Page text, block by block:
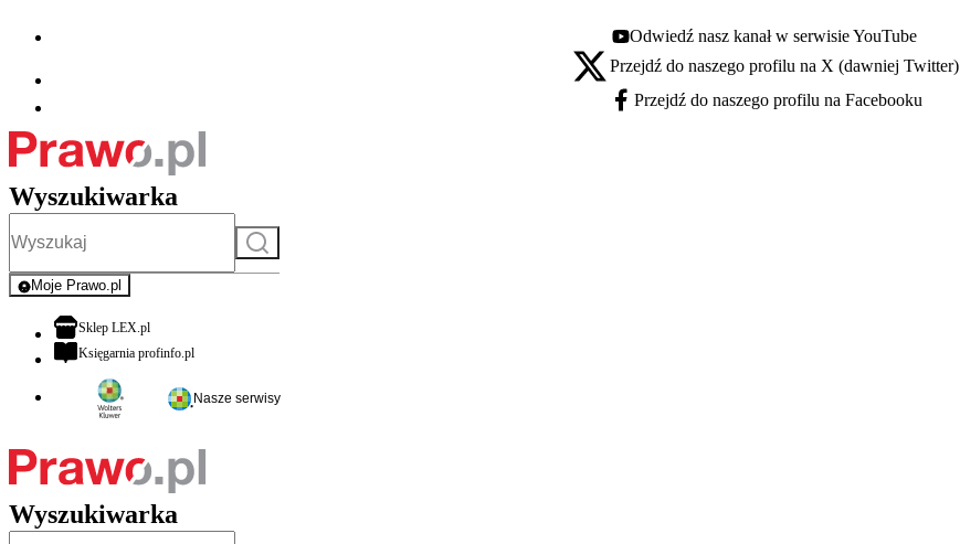
Youtube - otwiera się w nowej karcie
Odwiedź nasz kanał w serwisie YouTube
X - otwiera się w nowej karcie
Przejdź do naszego profilu na X (dawniej Twitter)
Facebook - otwiera się w nowej karcie
Przejdź do naszego profilu na Facebooku
Wyszukiwarka
Szukaj
Moje Prawo.pl
- rejestracja i logowanie do serwisu
Sklep LEX.plotwiera się w nowej karcie
Księgarnia profinfo.plotwiera się w nowej karcie
Nasze serwisy
Wyszukiwarka